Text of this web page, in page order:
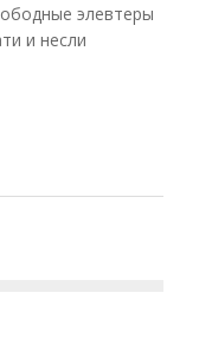
элевтеры
и несли